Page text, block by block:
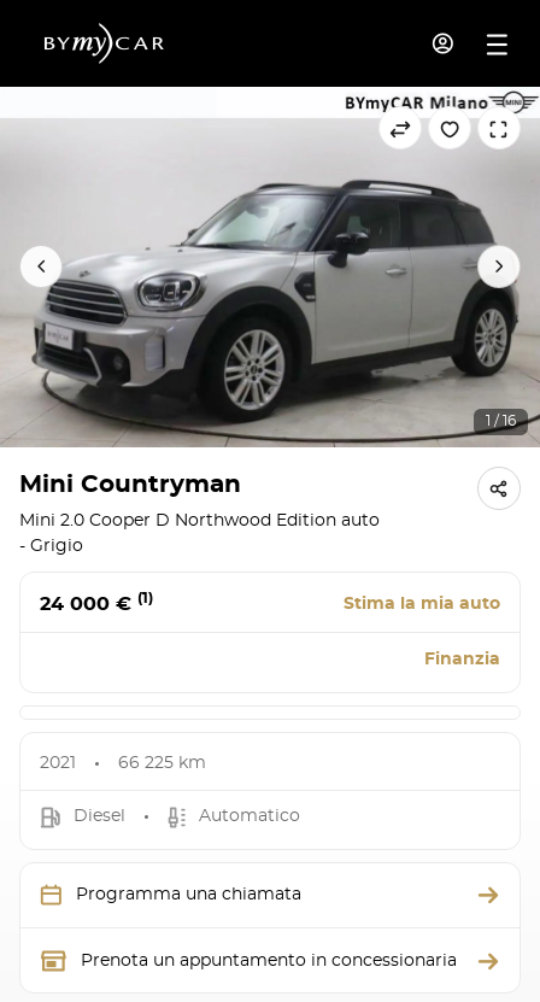
1 / 16
Mini Countryman
Mini 2.0 Cooper D Northwood Edition auto
- Grigio
24 000 € (1) Stima la mia auto
Finanzia
2021 66 225 km
Diesel Automatico
Programma una chiamata
Prenota un appuntamento in concessionaria